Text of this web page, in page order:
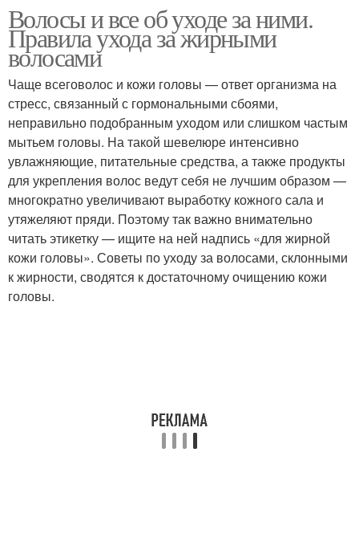
Волосы и все об уходе за ними.
Правила ухода за жирными
волосами
Чаще всеговолос и кожи головы — ответ организма на
стресс, связанный с гормональными сбоями,
неправильно подобранным уходом или слишком частым
мытьем головы. На такой шевелюре интенсивно
увлажняющие, питательные средства, а также продукты
для укрепления волос ведут себя не лучшим образом —
многократно увеличивают выработку кожного сала и
утяжеляют пряди. Поэтому так важно внимательно
читать этикетку — ищите на ней надпись «для жирной
кожи головы». Советы по уходу за волосами, склонными
к жирности, сводятся к достаточному очищению кожи
головы.